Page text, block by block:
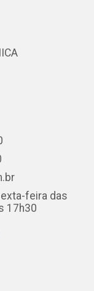
feira das
17h30